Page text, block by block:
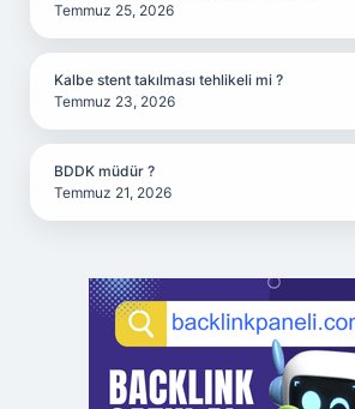
Temmuz 25, 2026
Kalbe stent takılması tehlikeli mi ?
Temmuz 23, 2026
BDDK müdür ?
Temmuz 21, 2026